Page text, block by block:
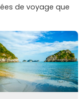
de voyage que